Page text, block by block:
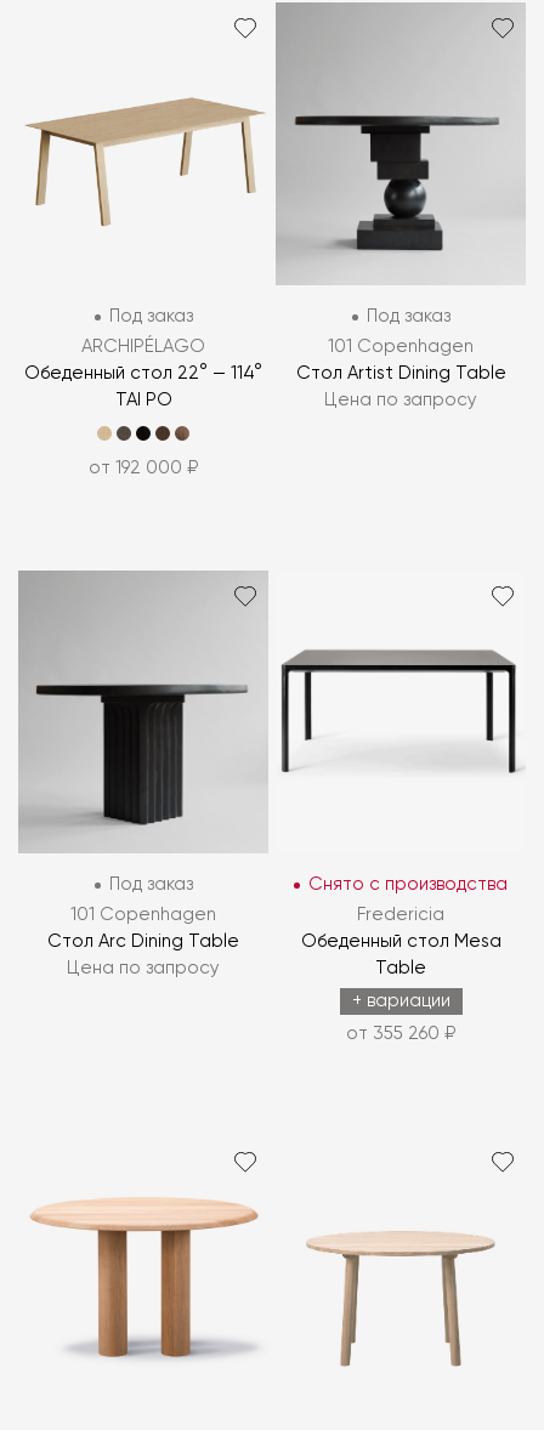
Под заказ
ARCHIPÉLAGO
Обеденный стол 22° — 114°
TAI PO
от 192 000 ₽
Под заказ
101 Copenhagen
Стол Artist Dining Table
Цена по запросу
Под заказ
101 Copenhagen
Стол Arc Dining Table
Цена по запросу
Снято с производства
Fredericia
Обеденный стол Mesa
Table
+ вариации
от 355 260 ₽